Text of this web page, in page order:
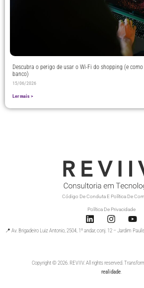
Descubra o perigo de usar o Wi-Fi do shopping (e
banco)
15/06/2026
Ler mais >
Código De Conduta E Política De
Política De Privacidade
📍 Av. Brigadeiro Luiz Antonio, 2504, 1º andar, conj. 12 – Jardim
Copyright © 2026. REVIIV. All rights reserved.
realidade.